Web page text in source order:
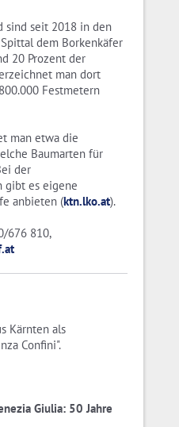
sind seit 2018 in den
dem Borkenkäfer
20 Prozent der
man dort
Festmetern
man etwa die
Baumarten für
der
gibt es eigene
anbieten (ktn.lko.at).
676 810,
Kärnten als
Confini".
Giulia: 50 Jahre